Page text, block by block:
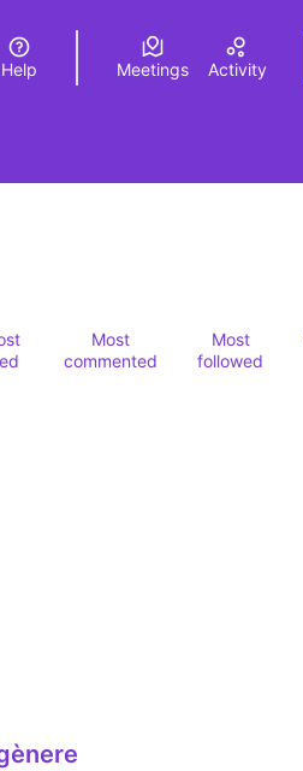
Elegir el idiomaChoose language
Help Meetings Activity
Most
commented
Most
followed